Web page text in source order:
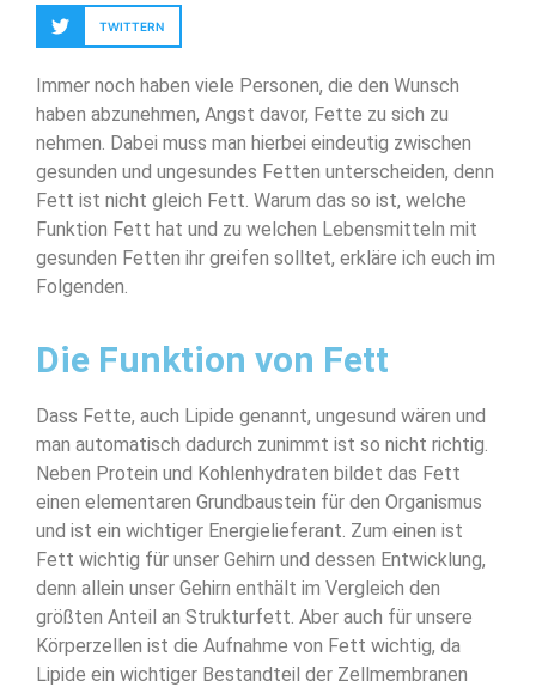
TWITTERN
Immer noch haben viele Personen, die den Wunsch
haben abzunehmen, Angst davor, Fette zu sich zu
nehmen. Dabei muss man hierbei eindeutig zwischen
gesunden und ungesundes Fetten unterscheiden, denn
Fett ist nicht gleich Fett. Warum das so ist, welche
Funktion Fett hat und zu welchen Lebensmitteln mit
gesunden Fetten ihr greifen solltet, erkläre ich euch im
Folgenden.
Die Funktion von Fett
Dass Fette, auch Lipide genannt, ungesund wären und
man automatisch dadurch zunimmt ist so nicht richtig.
Neben Protein und Kohlenhydraten bildet das Fett
einen elementaren Grundbaustein für den Organismus
und ist ein wichtiger Energielieferant. Zum einen ist
Fett wichtig für unser Gehirn und dessen Entwicklung,
denn allein unser Gehirn enthält im Vergleich den
größten Anteil an Strukturfett. Aber auch für unsere
Körperzellen ist die Aufnahme von Fett wichtig, da
Lipide ein wichtiger Bestandteil der Zellmembranen